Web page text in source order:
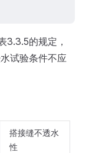
3.3.5的规定，
试验条件不应
搭接缝不透水
性